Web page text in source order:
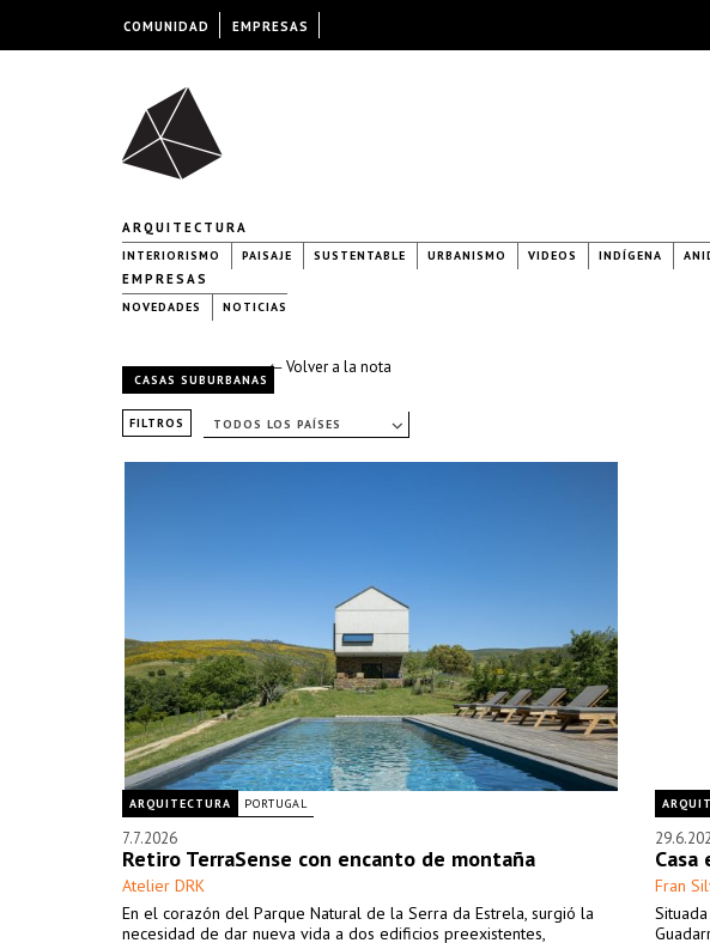
ARQUITECTURA
INTERIORISMO PAISAJE SUSTENTABLE URBANISMO VIDEOS INDÍGENA
EMPRESAS
NOVEDADES NOTICIAS
← Volver a la nota
CASAS SUBURBANAS
FILTROS TODOS LOS PAÍSES
ARQUITECTURA PORTUGAL
7.7.2026
Retiro TerraSense con encanto de montaña
Atelier DRK
En el corazón del Parque Natural de la Serra da Estrela, surgió la
necesidad de dar nueva vida a dos edificios preexistentes,
Casa
Fran
COMUNIDAD EMPRESAS